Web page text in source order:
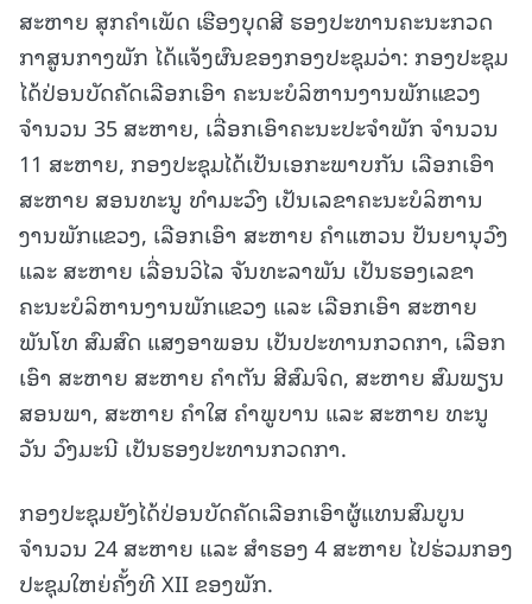
ສະຫາຍ ສຸກຄຳເພັດ ເຮືອງບຸດສີ ຮອງປະທານຄະນະກວດ
ກາສູນກາງພັກ ໄດ້ແຈ້ງຜົນຂອງກອງປະຊຸມວ່າ: ກອງປະຊຸມ
ໄດ້ປ່ອນບັດຄັດເລືອກເອົາ ຄະນະບໍລິຫານງານພັກແຂວງ
ຈຳນວນ 35 ສະຫາຍ, ເລື່ອກເອົາຄະນະປະຈຳພັກ ຈຳນວນ
11 ສະຫາຍ, ກອງປະຊຸມໄດ້ເປັນເອກະພາບກັນ ເລືອກເອົາ
ສະຫາຍ ສອນທະນູ ທຳມະວົງ ເປັນເລຂາຄະນະບໍລິຫານ
ງານພັກແຂວງ, ເລືອກເອົາ ສະຫາຍ ຄຳແຫວນ ປັນຍານຸວົງ
ແລະ ສະຫາຍ ເລື່ອນວິໄລ ຈັນທະລາພັນ ເປັນຮອງເລຂາ
ຄະນະບໍລິຫານງານພັກແຂວງ ແລະ ເລືອກເອົາ ສະຫາຍ
ພັນໂທ ສົມສົດ ແສງອາພອນ ເປັນປະທານກວດກາ, ເລືອກ
ເອົາ ສະຫາຍ ສະຫາຍ ຄຳຕັນ ສີສົມຈິດ, ສະຫາຍ ສົມພຽນ
ສອນພາ, ສະຫາຍ ຄຳໃສ ຄຳພູບານ ແລະ ສະຫາຍ ທະນູ
ວັນ ວົງມະນີ ເປັນຮອງປະທານກວດກາ.
ກອງປະຊຸມຍັງໄດ້ປ່ອນບັດຄັດເລືອກເອົາຜູ້ແທນສົມບູນ
ຈຳນວນ 24 ສະຫາຍ ແລະ ສຳຮອງ 4 ສະຫາຍ ໄປຮ່ວມກອງ
ປະຊຸມໃຫຍ່ຄັ້ງທີ XII ຂອງພັກ.